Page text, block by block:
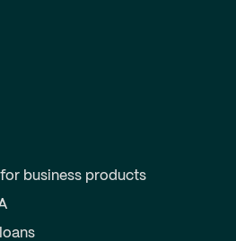
business products